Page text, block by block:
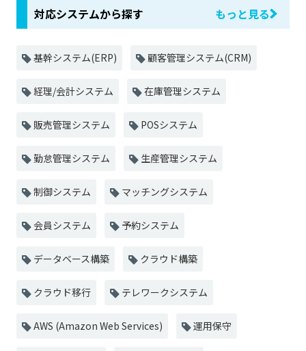
対応システムから探す もっと見る
基幹システム(ERP) 顧客管理システム(CRM)
経理/会計システム 在庫管理システム
販売管理システム POSシステム
勤怠管理システム 生産管理システム
制御システム マッチングシステム
会員システム 予約システム
データベース構築 クラウド構築
クラウド移行 テレワークシステム
AWS (Amazon Web Services) 運用保守